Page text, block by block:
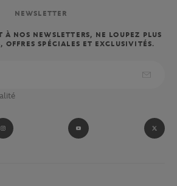
NEWSLETTER
À NOS NEWSLETTERS, NE LOUPEZ PLUS
OFFRES SPÉCIALES ET EXCLUSIVITÉS.